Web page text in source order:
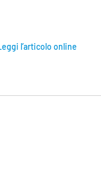
l’articolo online